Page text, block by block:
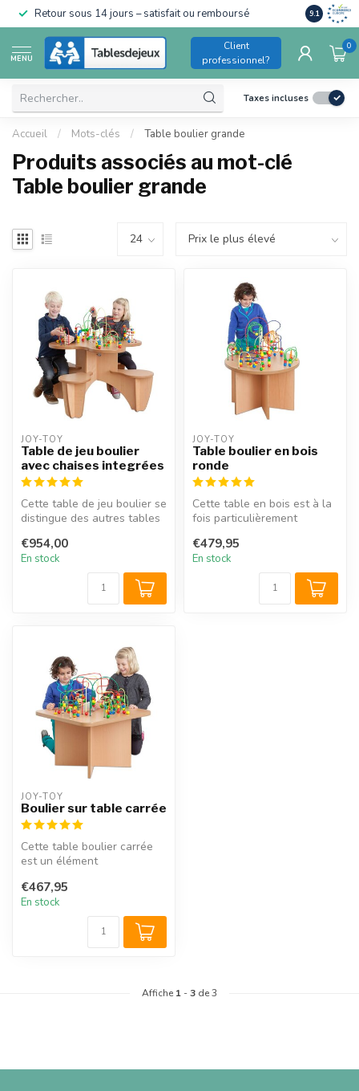
Retour sous 14 jours – satisfait ou remboursé Conforme
pour
9.1
MENU
Client
professionnel?
0
Taxes incluses
Accueil / Mots-clés / Table boulier grande
Produits associés au mot-clé
Table boulier grande
JOY-TOY
Table de jeu boulier
avec chaises integrées
Cette table de jeu boulier se
distingue des autres tables
€954,00
En stock
JOY-TOY
Table boulier en bois
ronde
Cette table en bois est à la
fois particulièrement
po...
€479,95
En stock
JOY-TOY
Boulier sur table carrée
Cette table boulier carrée
est un élément
espace enfants. ...
€467,95
En stock
Affiche 1 -3 de 3